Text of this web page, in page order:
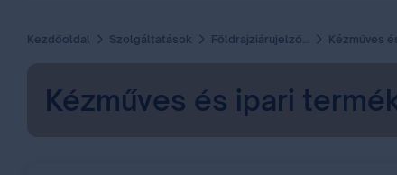
Kezdőoldal Szolgáltatások Földrajziárujelző-oltalom Kézműves és ipari termékek földrajzi
Kézműves és ipari